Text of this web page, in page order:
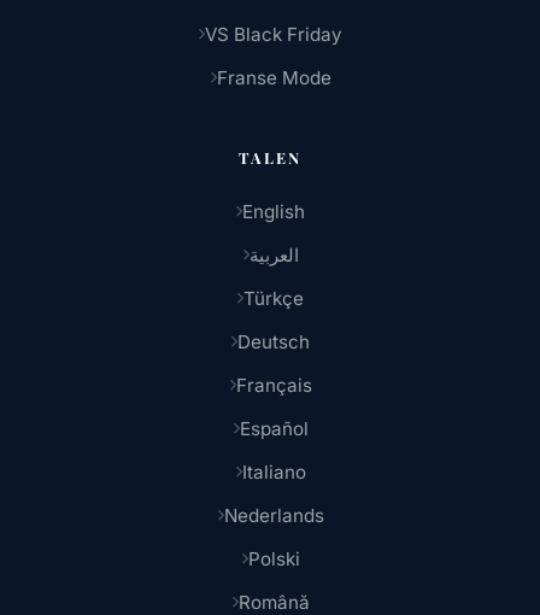
VS Black Friday
Franse Mode
TALEN
English
العربية
Türkçe
Deutsch
Français
Español
Italiano
Nederlands
Polski
Română